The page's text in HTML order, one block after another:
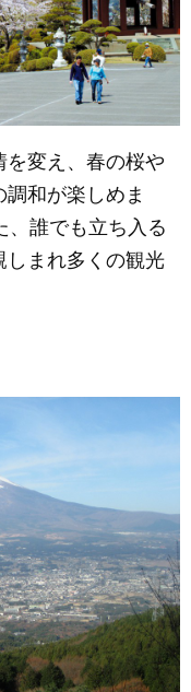
を変え、春の桜や
和が楽しめま
、誰でも立ち入る
しまれ多くの観光